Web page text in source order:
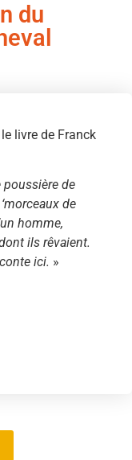
du
livre de Franck
poussière de
de
homme,
ils rêvaient.
ici. »